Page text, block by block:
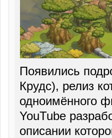
Появились
Крудс), релиз
одноимённого
YouTube
описании